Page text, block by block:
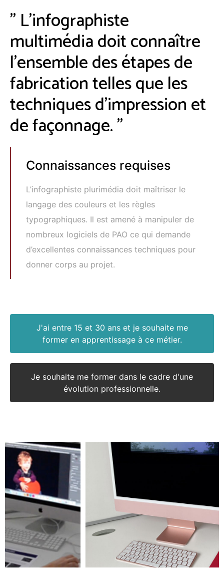
" L'infographiste
multimédia doit connaître
l’ensemble des étapes de
fabrication telles que les
techniques d'impression et
de façonnage. "
Connaissances requises
L’infographiste plurimédia doit maîtriser le
langage des couleurs et les règles
typographiques. Il est amené à manipuler de
nombreux logiciels de PAO ce qui demande
d’excellentes connaissances techniques pour
donner corps au projet.
J'ai entre 15 et 30 ans et je souhaite me
former en apprentissage à ce métier.
Je souhaite me former dans le cadre d'une
évolution professionnelle.